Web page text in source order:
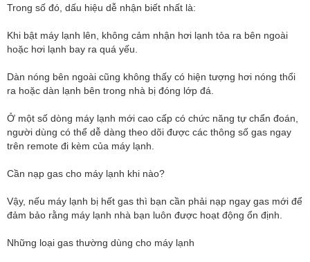
Trong số đó, dấu hiệu dễ nhận biết nhất là:
Khi bật máy lạnh lên, không cảm nhận hơi lạnh tỏa ra bên ngoài
hoặc hơi lạnh bay ra quá yếu.
Dàn nóng bên ngoài cũng không thấy có hiện tượng hơi nóng thổi
ra hoặc dàn lạnh bên trong nhà bị đóng lớp đá.
Ở một số dòng máy lạnh mới cao cấp có chức năng tự chẩn đoán,
người dùng có thể dễ dàng theo dõi được các thông số gas ngay
trên remote đi kèm của máy lạnh.
Cần nạp gas cho máy lạnh khi nào?
Vậy, nếu máy lạnh bị hết gas thì bạn cần phải nạp ngay gas mới để
đảm bảo rằng máy lạnh nhà bạn luôn được hoạt động ổn định.
Những loại gas thường dùng cho máy lạnh